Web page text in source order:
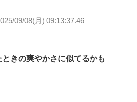
09/08(月) 09:13:37.46
きの爽やかさに似てるかも